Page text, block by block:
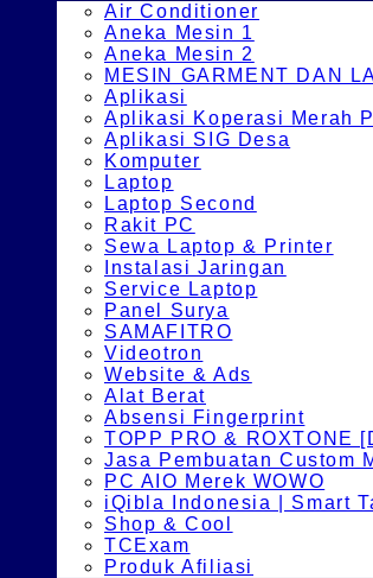
Air Conditioner
Aneka Mesin 1
Aneka Mesin 2
MESIN GARMENT DAN
Aplikasi
Aplikasi Koperasi Merah
Aplikasi SIG Desa
Komputer
Laptop
Laptop Second
Rakit PC
Sewa Laptop & Printer
Instalasi Jaringan
Service Laptop
Panel Surya
SAMAFITRO
Videotron
Website & Ads
Alat Berat
Absensi Fingerprint
TOPP PRO & ROXTONE
Jasa Pembuatan Custom
PC AIO Merek WOWO
iQibla Indonesia | Smart
Shop & Cool
TCExam
Produk Afiliasi